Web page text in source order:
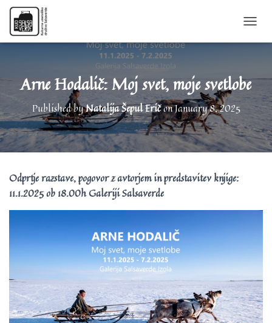
O
L
E
N
V
I
G
Arne Hodalič: Moj svet, moje svetlobe
Published byNatalija Šepul EričonJanuary 8, 2025
Odprtje razstave, pogovor z avtorjem in predstavitev knjige:
11.1.2025 ob 18.00h Galeriji Salsaverde